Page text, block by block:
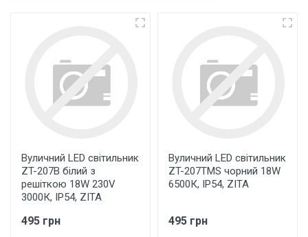
Вуличний LED світильник
ZT-207B білий з
решіткою 18W 230V
3000К, IP54, ZITA
495 грн
Вуличний LED світильник
ZT-207TMS чорний 18W
6500К, IP54, ZITA
495 грн